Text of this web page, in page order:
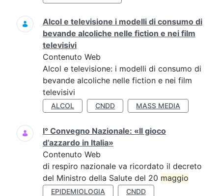
Alcol e televisione i modelli di consumo di
bevande alcoliche nelle fiction e nei film
televisivi
Contenuto Web
Alcol e televisione: i modelli di consumo di
bevande alcoliche nelle fiction e nei film
televisivi
ALCOL CNDD MASS MEDIA
I° Convegno Nazionale: «Il gioco
d’azzardo in Italia»
Contenuto Web
di respiro nazionale va ricordato il decreto
del Ministro della Salute del 20 maggio
EPIDEMIOLOGIA
CNDD